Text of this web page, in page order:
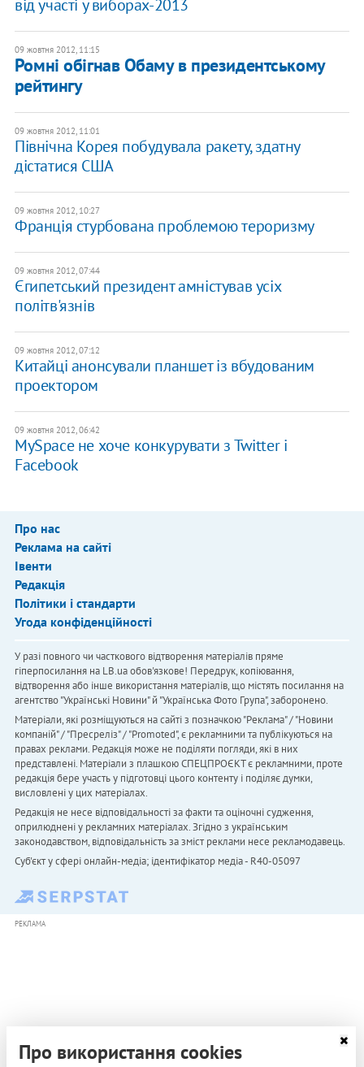
від участі у виборах-2013
09 жовтня 2012, 11:15
Ромні обігнав Обаму в президентському
рейтингу
09 жовтня 2012, 11:01
Північна Корея побудувала ракету, здатну
дістатися США
09 жовтня 2012, 10:27
Франція стурбована проблемою тероризму
09 жовтня 2012, 07:44
Єгипетський президент амністував усіх
політв'язнів
09 жовтня 2012, 07:12
Китайці анонсували планшет із вбудованим
проектором
09 жовтня 2012, 06:42
MySpace не хоче конкурувати з Twitter і
Facebook
Про нас
Реклама на сайті
Івенти
Редакція
Політики і стандарти
Угода конфіденційності
У разі повного чи часткового відтворення матеріалів пряме
гіперпосилання на LB.ua обов'язкове! Передрук, копіювання,
відтворення або інше використання матеріалів, що містять посилання на
агентство "Українськi Новини" й "Українська Фото Група", заборонено.
Матеріали, які розміщуються на сайті з позначкою "Реклама" / "Новини
компаній" / "Пресреліз" / "Promoted", є рекламними та публікуються на
правах реклами. Редакція може не поділяти погляди, які в них
представлені. Матеріали з плашкою СПЕЦПРОЄКТ є рекламними, проте
редакція бере участь у підготовці цього контенту і поділяє думки,
висловлені у цих матеріалах.
Редакція не несе відповідальності за факти та оціночні судження,
оприлюднені у рекламних матеріалах. Згідно з українським
законодавством, відповідальність за зміст реклами несе рекламодавець.
Cуб'єкт у сфері онлайн-медіа; ідентифікатор медіа - R40-05097
РЕКЛАМА
Про використання cookies